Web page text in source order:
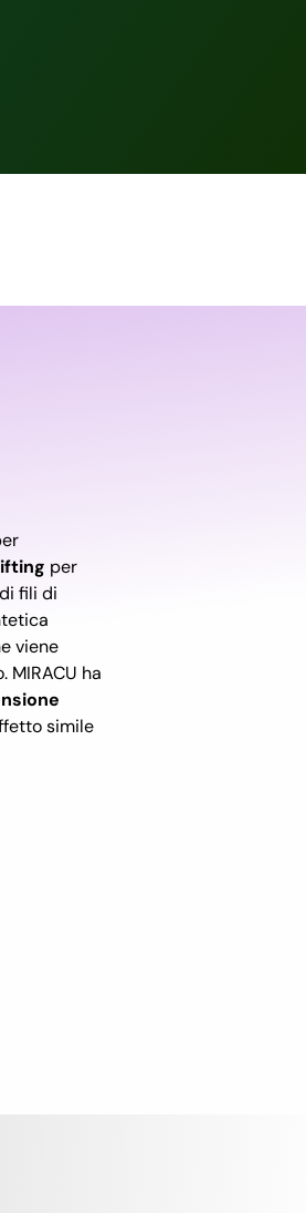
per
fili di
viene
ha
simile